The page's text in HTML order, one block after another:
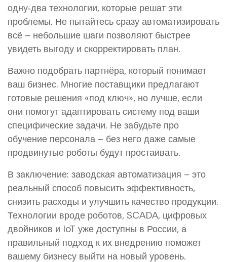
одну‑два технологии, которые решат эти
проблемы. Не пытайтесь сразу автоматизировать
всё – небольшие шаги позволяют быстрее
увидеть выгоду и скорректировать план.
Важно подобрать партнёра, который понимает
ваш бизнес. Многие поставщики предлагают
готовые решения «под ключ», но лучше, если
они помогут адаптировать систему под ваши
специфические задачи. Не забудьте про
обучение персонала – без него даже самые
продвинутые роботы будут простаивать.
В заключение: заводская автоматизация – это
реальный способ повысить эффективность,
снизить расходы и улучшить качество продукции.
Технологии вроде роботов, SCADA, цифровых
двойников и IoT уже доступны в России, а
правильный подход к их внедрению поможет
вашему бизнесу выйти на новый уровень.